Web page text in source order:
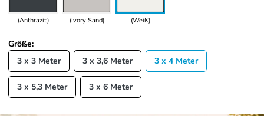
(Anthrazit) (Ivory Sand) (Weiß)
Größe:
3 x 3 Meter
3 x 3,6 Meter 3 x 4 Meter
3 x 5,3 Meter 3 x 6 Meter